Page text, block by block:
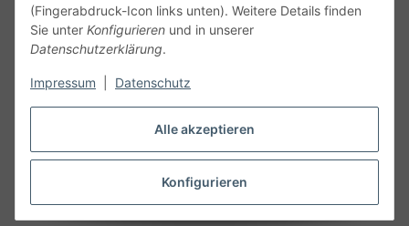
Alle akzeptieren
Konfigurieren
(Fingerabdruck-Icon links unten). Weitere Details finden
Sie unter Konfigurieren und in unserer
Datenschutzerklärung.
Impressum Datenschutz
Alle technischen Angaben ohne Gewähr. Irrtümer und fehlerhafte
Angaben vorbehalten. Wenn Sie Datenblätter oder spezielle
unseren Kundenservice. Abbildungen der Artikel können
Vertrag widerrufen